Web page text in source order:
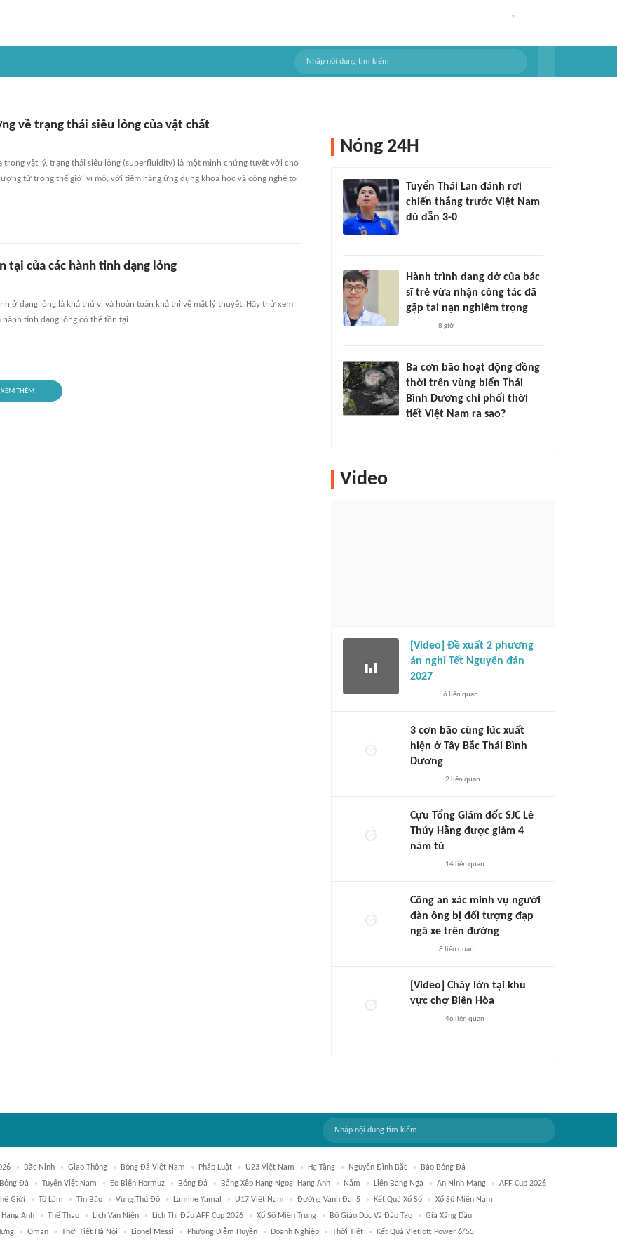
về trạng thái siêu lỏng của vật chất
trong vật lý, trạng thái siêu lỏng (superfluidity) là một minh chứng tuyệt vời cho
tử trong thế giới vĩ mô, với tiềm năng ứng dụng khoa học và công nghệ to
tại của các hành tinh dạng lỏng
ở dạng lỏng là khá thú vị và hoàn toàn khả thi về mặt lý thuyết. Hãy thử xem
hành tinh dạng lỏng có thể tồn tại.
XEM THÊM
Nóng 24H
Tuyển Thái Lan đánh rơi
chiến thắng trước Việt Nam
dù dẫn 3-0
Hành trình dang dở của bác
sĩ trẻ vừa nhận công tác đã
gặp tai nạn nghiêm trọng
8 giờ
Ba cơn bão hoạt động đồng
thời trên vùng biển Thái
Bình Dương chi phối thời
tiết Việt Nam ra sao?
Video
[Video] Đề xuất 2 phương
án nghỉ Tết Nguyên đán
2027
6 liên quan
3 cơn bão cùng lúc xuất
hiện ở Tây Bắc Thái Bình
Dương
2 liên quan
Cựu Tổng Giám đốc SJC Lê
Thúy Hằng được giảm 4
năm tù
14 liên quan
Công an xác minh vụ người
đàn ông bị đối tượng đạp
ngã xe trên đường
8 liên quan
[Video] Cháy lớn tại khu
vực chợ Biên Hòa
46 liên quan
Bắc Ninh Giao Thông Bóng Đá Việt Nam Pháp Luật U23 Việt Nam Hạ Tầng Nguyễn Đình Bắc
Báo Bóng Đá
Đá Tuyển Việt Nam Eo Biển Hormuz Bóng Đá Bảng Xếp Hạng Ngoại Hạng Anh Năm Liên Bang Nga An Ninh Mạng
AFF Cup 2026
Giới Tô Lâm Tin Bão Vùng Thủ Đô Lamine Yamal U17 Việt Nam Đường Vành Đai 5 Kết Quả Xổ Số
Xổ Số Miền Nam
Anh Thể Thao Lịch Vạn Niên Lịch Thi Đấu AFF Cup 2026 Xổ Số Miền Trung Bộ Giáo Dục Và Đào Tạo
Giá Xăng Dầu
Oman Thời Tiết Hà Nội Lionel Messi Phương Diễm Huyền Doanh Nghiệp Thời Tiết
Kết Quả Vietlott Power 6/55